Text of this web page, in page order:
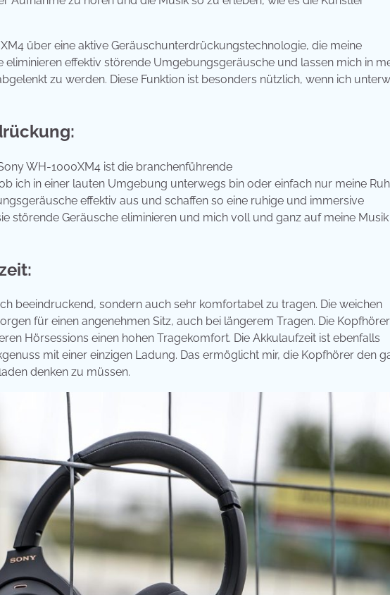
über eine aktive Geräuschunterdrückungstechnologie, die meine
effektiv störende Umgebungsgeräusche und lassen mich in
zu werden. Diese Funktion ist besonders nützlich, wenn ich
WH-1000XM4 ist die branchenführende
ich in einer lauten Umgebung unterwegs bin oder einfach nur meine
effektiv aus und schaffen so eine ruhige und immersive
störende Geräusche eliminieren und mich voll und ganz auf meine
beeindruckend, sondern auch sehr komfortabel zu tragen. Die weichen
für einen angenehmen Sitz, auch bei längerem Tragen. Die
Hörsessions einen hohen Tragekomfort. Die Akkulaufzeit ist ebenfalls
mit einer einzigen Ladung. Das ermöglicht mir, die Kopfhörer den
denken zu müssen.